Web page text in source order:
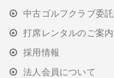
中古ゴルフクラブ委
打席レンタルのご案内
採用情報
法人会員について